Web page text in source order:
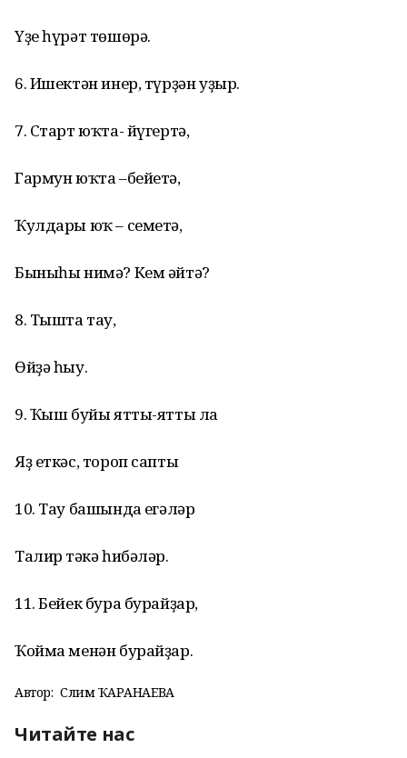
Үҙе һүрәт төшөрә.
6. Ишектән инер, түрҙән уҙыр.
7. Старт юҡта- йүгертә,
Гармун юҡта –бейетә,
Ҡулдары юҡ – семетә,
Быныһы нимә? Кем әйтә?
8. Тышта тау,
Өйҙә һыу.
9. Ҡыш буйы ятты-ятты ла
Яҙ еткәс, тороп сапты
10. Тау башында еңгәләр
Талир тәңкә һибәләр.
11. Бейек бура бурайҙар,
Ҡойма менән бурайҙар.
Автор: Сәлимә ҠАРАНАЕВА
Читайте нас